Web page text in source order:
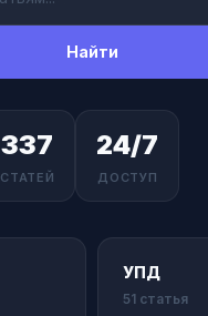
Найти
337
СТАТЕЙ
24/7
ДОСТУП
УПД
51 статья